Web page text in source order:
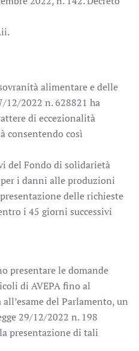
alimentare e delle
12/2022 n. 628821 ha
di eccezionalità
consentendo così
del Fondo di solidarietà
i danni alle produzioni
delle richieste
i 45 giorni successivi
presentare le domande
di AVEPA fino al
del Parlamento, un
29/12/2022 n. 198
presentazione di tali